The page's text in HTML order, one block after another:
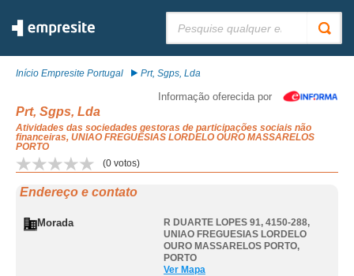
Início Empresite Portugal Prt, Sgps, Lda
Informação oferecida por
Prt, Sgps, Lda
Atividades das sociedades gestoras de participações sociais não
financeiras, UNIAO FREGUESIAS LORDELO OURO MASSARELOS
PORTO
(0 votos)
Endereço e contato
Morada R DUARTE LOPES 91, 4150-288,
UNIAO FREGUESIAS LORDELO
OURO MASSARELOS PORTO,
PORTO
Ver Mapa